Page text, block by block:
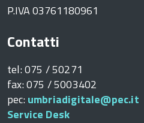
P.IVA 03761180961
Contatti
tel: 075 / 50271
fax: 075 / 5003402
pec: umbriadigitale@pec.it
Service Desk